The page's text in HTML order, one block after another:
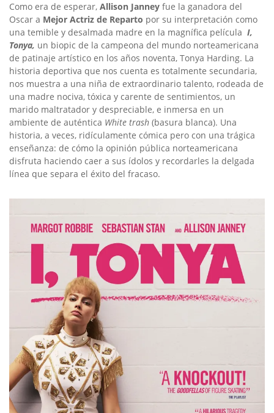
Como era de esperar, Allison Janney fue la ganadora del
Oscar a Mejor Actriz de Reparto por su interpretación como
una temible y desalmada madre en la magnífica película I,
Tonya, un biopic de la campeona del mundo norteamericana
de patinaje artístico en los años noventa, Tonya Harding. La
historia deportiva que nos cuenta es totalmente secundaria,
nos muestra a una niña de extraordinario talento, rodeada de
una madre nociva, tóxica y carente de sentimientos, un
marido maltratador y despreciable, e inmersa en un
ambiente de auténtica White trash (basura blanca). Una
historia, a veces, ridículamente cómica pero con una trágica
enseñanza: de cómo la opinión pública norteamericana
disfruta haciendo caer a sus ídolos y recordarles la delgada
línea que separa el éxito del fracaso.